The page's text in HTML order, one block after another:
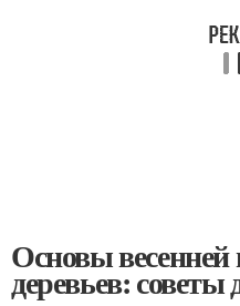
Основы
деревьев: